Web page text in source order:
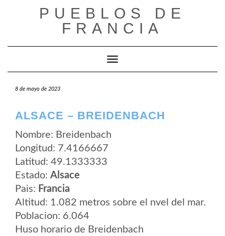
PUEBLOS DE
FRANCIA
Cambiar modo de navegación
8 de mayo de 2023
ALSACE – BREIDENBACH
Nombre: Breidenbach
Longitud: 7.4166667
Latitud: 49.1333333
Estado: Alsace
Pais: Francia
Altitud: 1.082 metros sobre el nvel del mar.
Poblacion: 6.064
Huso horario de Breidenbach